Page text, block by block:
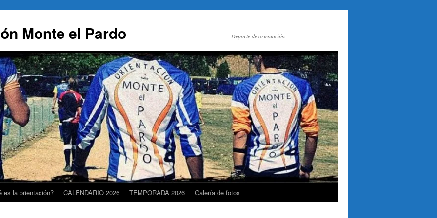
Monte el Pardo Deporte de orientación
es la orientación? CALENDARIO 2026 TEMPORADA 2026 Galería de fotos